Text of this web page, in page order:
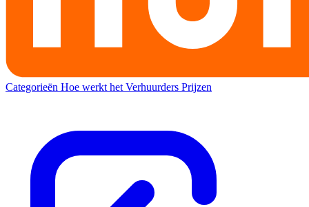
Categorieën Hoe werkt het Verhuurders Prijzen